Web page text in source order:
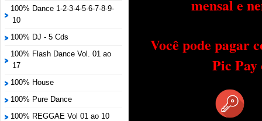
100% Dance 1-2-3-4-5-6-7-8-9-
10
100% DJ - 5 Cds
100% Flash Dance Vol. 01 ao
17
100% House
100% Pure Dance
100% REGGAE Vol 01 ao 10
mensal e
Você pode pagar
Pic